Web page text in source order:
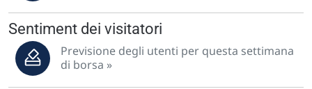
Sentiment dei visitatori
Previsione degli utenti per questa settimana
di borsa »